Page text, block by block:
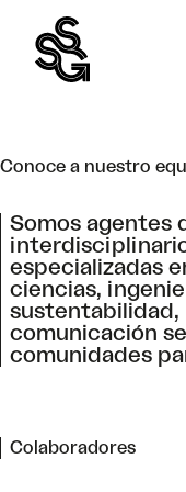
contenido
Conoce a nuestro
Somos agentes
especializadas
ciencias,
sustentabilidad,
comunicación
comunidades
Colaboradores